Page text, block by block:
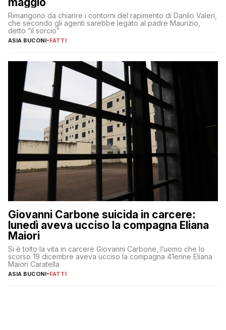
Rimangono da chiarire i contorni del rapimento di Danilo Valeri,
che secondo gli agenti sarebbe legato al padre Maurizio,
detto “il sorcio”
ASIA BUCONI-FATTI
Giovanni Carbone suicida in carcere:
lunedì aveva ucciso la compagna Eliana
Maiori
Si è tolto la vita in carcere Giovanni Carbone, l’uomo che lo
scorso 19 dicembre aveva ucciso la compagna 41enne Eliana
Maiori Caratella
ASIA BUCONI-FATTI